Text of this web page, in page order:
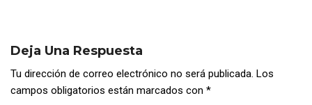
Deja Una Respuesta
Tu dirección de correo electrónico no será publicada. Los
campos obligatorios están marcados con *